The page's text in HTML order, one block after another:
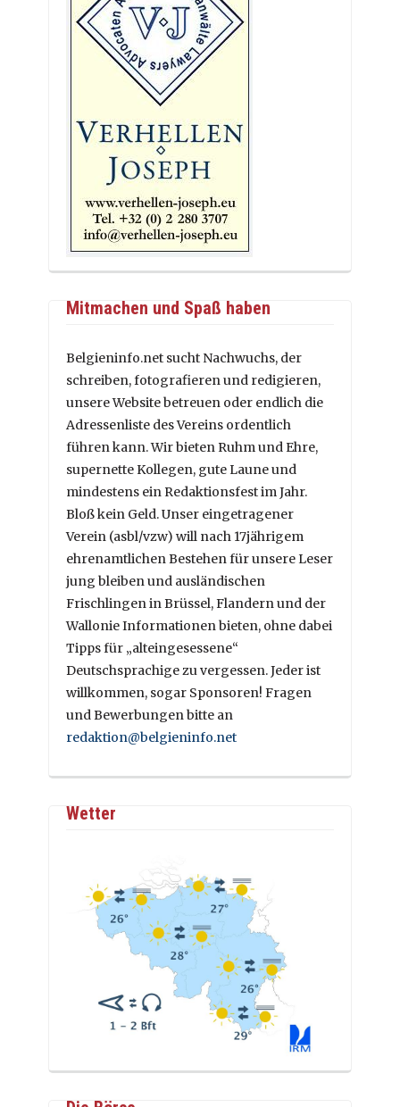
Mitmachen und Spaß haben
Belgieninfo.net sucht Nachwuchs, der
schreiben, fotografieren und redigieren,
unsere Website betreuen oder endlich die
Adressenliste des Vereins ordentlich
führen kann. Wir bieten Ruhm und Ehre,
supernette Kollegen, gute Laune und
mindestens ein Redaktionsfest im Jahr.
Bloß kein Geld. Unser eingetragener
Verein (asbl/vzw) will nach 17jährigem
ehrenamtlichen Bestehen für unsere Leser
jung bleiben und ausländischen
Frischlingen in Brüssel, Flandern und der
Wallonie Informationen bieten, ohne dabei
Tipps für „alteingesessene“
Deutschsprachige zu vergessen. Jeder ist
willkommen, sogar Sponsoren! Fragen
und Bewerbungen bitte an
redaktion@belgieninfo.net
Wetter